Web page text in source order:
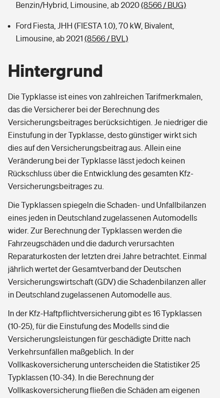
Benzin/Hybrid, Limousine, ab 2020(8566 / BUG)
Ford Fiesta, JHH (FIESTA 1.0), 70 kW, Bivalent,
Limousine, ab 2021 (8566 / BVL)
Hintergrund
Die Typklasse ist eines von zahlreichen Tarifmerkmalen,
das die Versicherer bei der Berechnung des
Versicherungsbeitrages berücksichtigen. Je niedriger die
Einstufung in der Typklasse, desto günstiger wirkt sich
dies auf den Versicherungsbeitrag aus. Allein eine
Veränderung bei der Typklasse lässt jedoch keinen
Rückschluss über die Entwicklung des gesamten Kfz-
Versicherungsbeitrages zu.
Die Typklassen spiegeln die Schaden- und Unfallbilanzen
eines jeden in Deutschland zugelassenen Automodells
wider. Zur Berechnung der Typklassen werden die
Fahrzeugschäden und die dadurch verursachten
Reparaturkosten der letzten drei Jahre betrachtet. Einmal
jährlich wertet der Gesamtverband der Deutschen
Versicherungswirtschaft (GDV) die Schadenbilanzen aller
in Deutschland zugelassenen Automodelle aus.
In der Kfz-Haftpflichtversicherung gibt es 16 Typklassen
(10-25), für die Einstufung des Modells sind die
Versicherungsleistungen für geschädigte Dritte nach
Verkehrsunfällen maßgeblich. In der
Vollkaskoversicherung unterscheiden die Statistiker 25
Typklassen (10-34). In die Berechnung der
Vollkaskoversicherung fließen die Schäden am eigenen